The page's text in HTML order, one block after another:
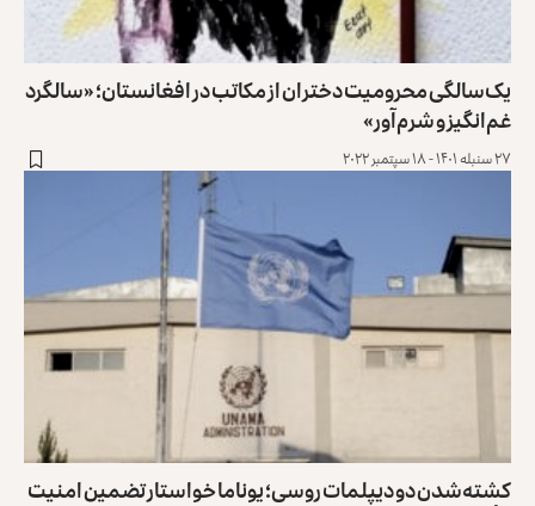
یک‌سالگی محرومیت دختران از مکاتب در افغانستان؛ «سالگرد
غم‌انگیز و شرم‌آور»
۲۷ سنبله ۱۴۰۱ - ۱۸ سپتمبر ۲۰۲۲
کشته‌شدن دو دیپلمات روسی؛ یوناما خواستار تضمین امنیت